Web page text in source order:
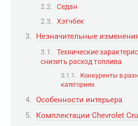
Седан
Хэтчбек
Незначительные
Технические
снизить расход топлива
Конкуренты в
категориях
Особенности интерьера
Комплектации Chevrolet